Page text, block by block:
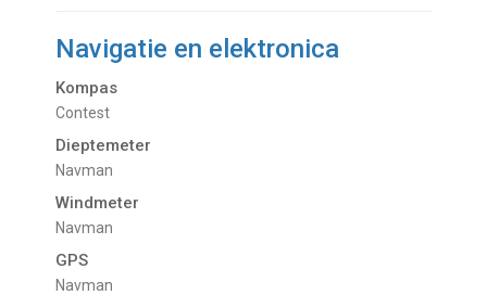
Navigatie en elektronica
Kompas
Contest
Dieptemeter
Navman
Windmeter
Navman
GPS
Navman